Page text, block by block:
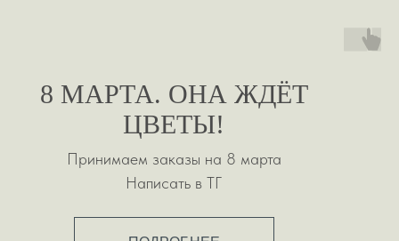
8 МАРТА. ОНА ЖДЁТ
ЦВЕТЫ!
Принимаем заказы на 8 марта
Написать в ТГ